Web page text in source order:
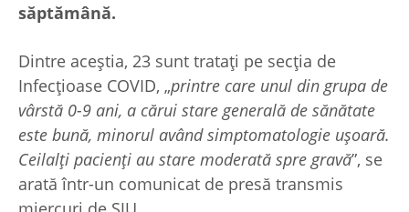
săptămână.
Dintre aceștia, 23 sunt tratați pe secția de
Infecțioase COVID, „printre care unul din grupa de
vârstă 0-9 ani, a cărui stare generală de sănătate
este bună, minorul având simptomatologie uşoară.
Ceilalți pacienți au stare moderată spre gravă”, se
arată într-un comunicat de presă transmis